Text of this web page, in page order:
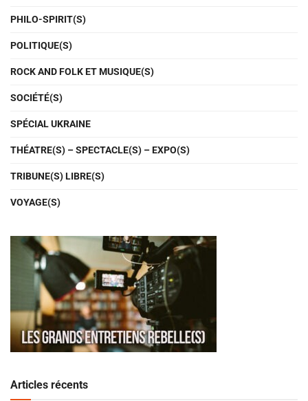
PHILO-SPIRIT(S)
POLITIQUE(S)
ROCK AND FOLK ET MUSIQUE(S)
SOCIÉTÉ(S)
SPÉCIAL UKRAINE
THÉATRE(S) – SPECTACLE(S) – EXPO(S)
TRIBUNE(S) LIBRE(S)
VOYAGE(S)
Articles récents